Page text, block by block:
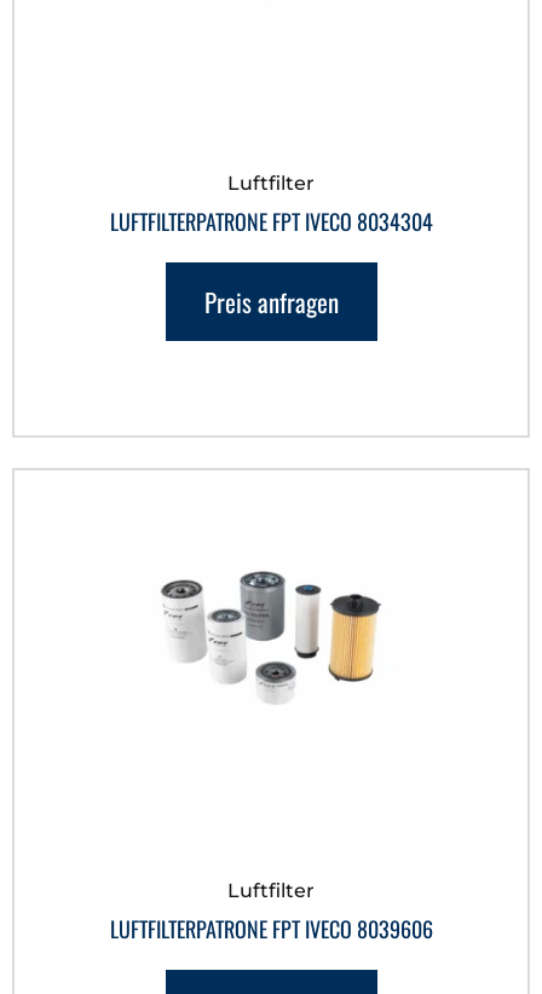
Luftfilter
LUFTFILTERPATRONE FPT IVECO 8034304
Preis anfragen
Luftfilter
LUFTFILTERPATRONE FPT IVECO 8039606